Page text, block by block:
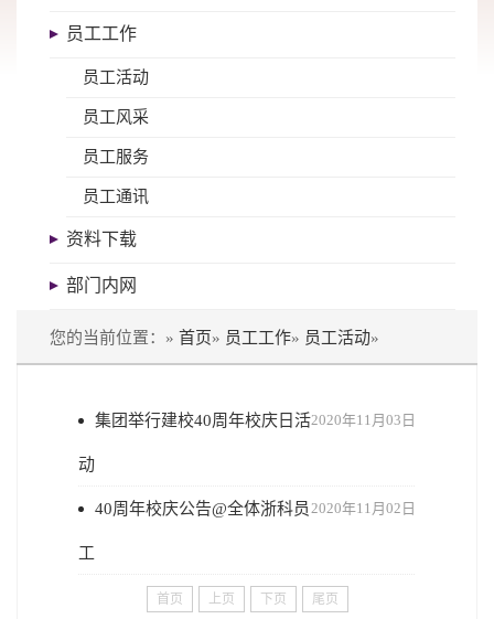
员工工作
员工活动
员工风采
员工服务
员工通讯
资料下载
部门内网
您的当前位置：» 首页» 员工工作» 员工活动»
2020年11月03日
集团举行建校40周年校庆日活
动
2020年11月02日
40周年校庆公告@全体浙科员
工
首页 上页 下页 尾页